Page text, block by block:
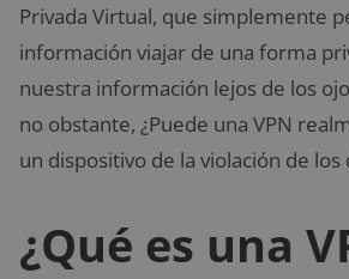
Privada Virtual, que simplemente
información viajar de una forma
nuestra información lejos de los
no obstante, ¿Puede una VPN
un dispositivo de la violación de los
¿Qué es una